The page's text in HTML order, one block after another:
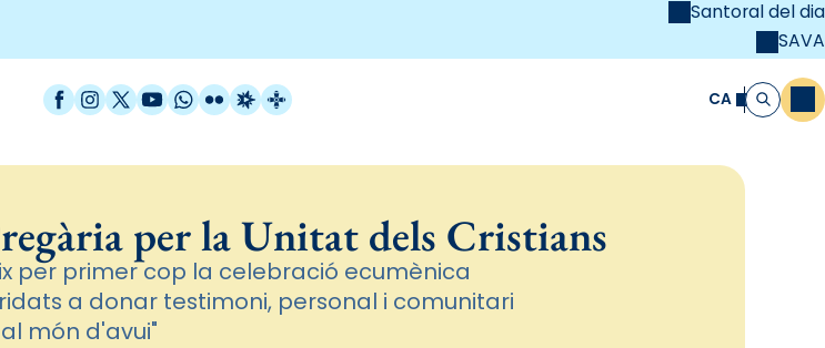
Santoral del dia
SAVA
Facebook
Instagram
X / Twitter
YouTube
WhatsApp
FlickrRadio Estel
Catalunya Cristiana CA Cerca
per la Unitat dels Cristians
per primer cop la celebració ecumènica
a donar testimoni, personal i comunitari
al món d'avui"